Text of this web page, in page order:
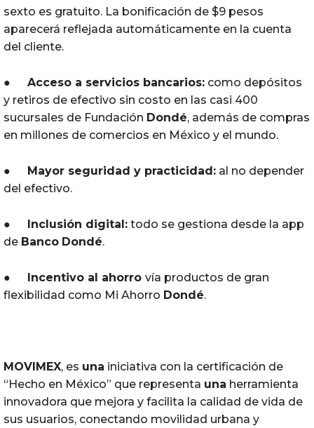
sexto es gratuito. La bonificación de $9 pesos
aparecerá reflejada automáticamente en la cuenta
del cliente.
● Acceso a servicios bancarios: como depósitos
y retiros de efectivo sin costo en las casi 400
sucursales de Fundación Dondé, además de compras
en millones de comercios en México y el mundo.
● Mayor seguridad y practicidad: al no depender
del efectivo.
● Inclusión digital: todo se gestiona desde la app
de Banco Dondé.
● Incentivo al ahorro vía productos de gran
flexibilidad como Mi Ahorro Dondé.
MOVIMEX, es una iniciativa con la certificación de
“Hecho en México” que representa una herramienta
innovadora que mejora y facilita la calidad de vida de
sus usuarios, conectando movilidad urbana y